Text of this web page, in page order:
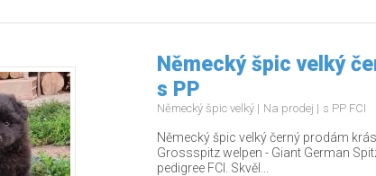
Německý špic velký
s PP
Německý špic velký Na prodej s PP FCI
Německý špic velký černý prodám
Grossspitz welpen - Giant German
pedigree FCI. Skvěl...